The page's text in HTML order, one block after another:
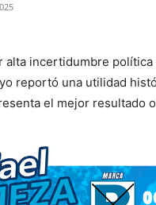
alta incertidumbre
reportó una utilidad
el mejor resultado